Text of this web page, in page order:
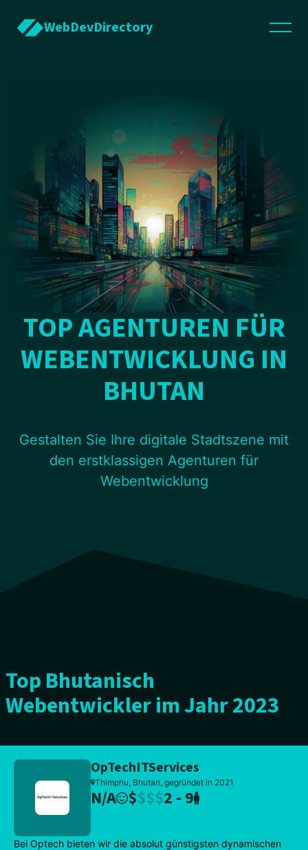
WebDevDirectory
TOP AGENTUREN FÜR
WEBENTWICKLUNG IN
BHUTAN
Gestalten Sie Ihre digitale Stadtszene mit
den erstklassigen Agenturen für
Webentwicklung
Top Bhutanisch
Webentwickler im Jahr 2023
OpTechITServices
Thimphu, Bhutan, gegründet in 2021
N/A $$$$2 - 9
Bei Optech bieten wir die absolut günstigsten dynamischen